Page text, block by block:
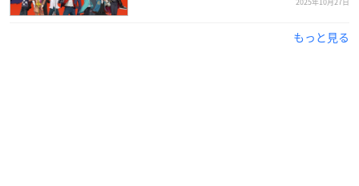
もっと見る